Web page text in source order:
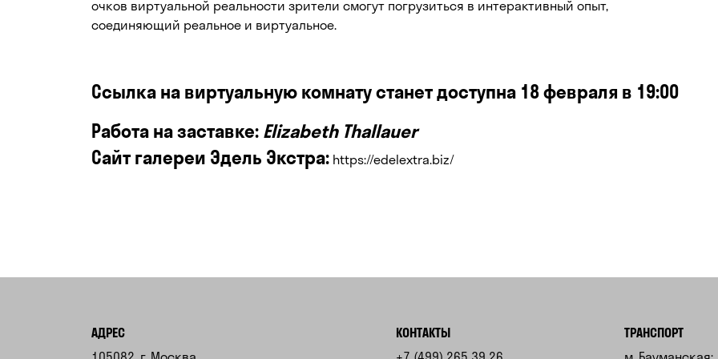
очков виртуальной реальности зрители смогут погрузиться в интерактивный опыт,
соединяющий реальное и виртуальное.
Ссылка на виртуальную комнату станет доступна 18 февраля в 19:00
Работа на заставке: Elizabeth Thallauer
Сайт галереи Эдель Экстра: https://edelextra.biz/
АДРЕС
КОНТАКТЫ
ТРАНСПОРТ